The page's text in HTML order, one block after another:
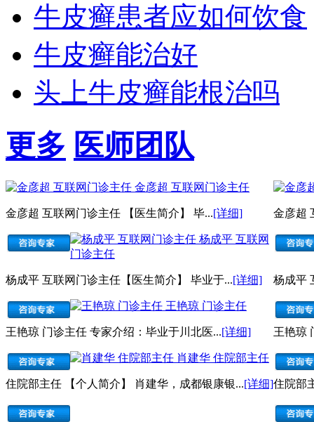
牛皮癣患者应如何饮食
牛皮癣能治好
头上牛皮癣能根治吗
更多 医师团队
金彦超 互联网门诊主任
金彦超 互联网门诊主任 【医生简介】 毕...[详细]
杨成平 互联网
门诊主任
杨成平 互联网门诊主任【医生简介】 毕业于...[详细]
王艳琼 门诊主任
王艳琼 门诊主任 专家介绍：毕业于川北医...[详细]
肖建华 住院部主任
住院部主任 【个人简介】 肖建华，成都银康银...[详细]
金彦超
杨成平
王艳琼
住院部